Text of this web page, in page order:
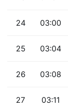
24 03:00
25 03:04
26 03:08
27 03:11